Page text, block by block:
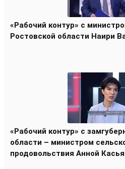
«Рабочий контур» с
Ростовской области Наири
«Рабочий контур» с
области – министром
продовольствия Анной